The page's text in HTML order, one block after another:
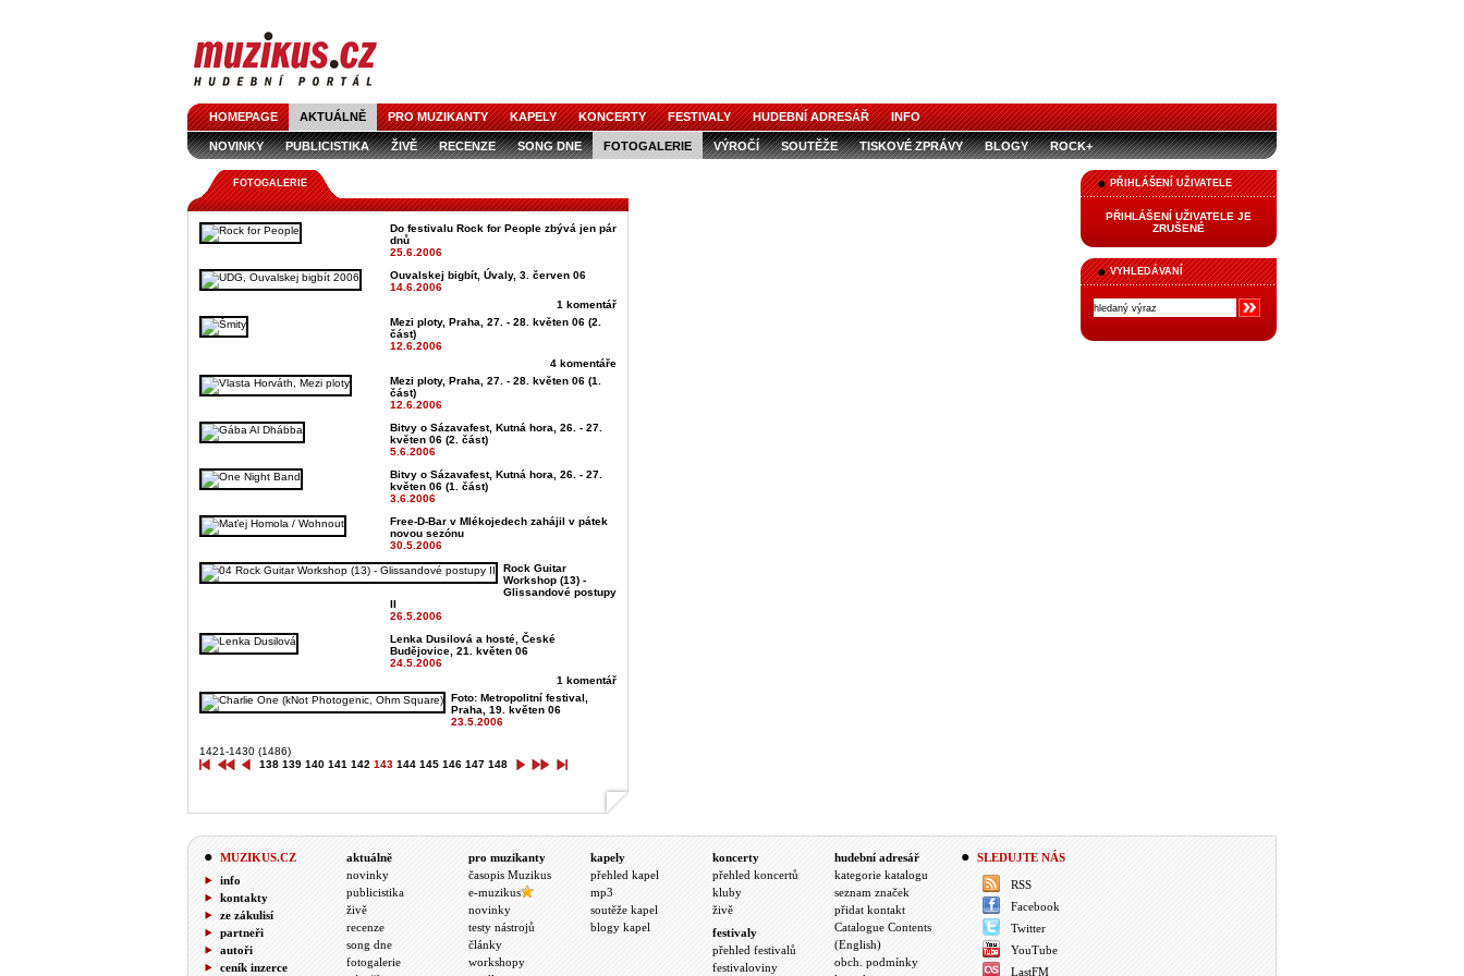
HOMEPAGE AKTUÁLNĚ PRO MUZIKANTY KAPELY KONCERTY FESTIVALY HUDEBNÍ ADRESÁŘ INFO
NOVINKY PUBLICISTIKA ŽIVĚ RECENZE SONG DNE FOTOGALERIE VÝROČÍ SOUTĚŽE TISKOVÉ ZPRÁVY BLOGY ROCK+
PŘIHLÁŠENÍ UŽIVATELE
PŘIHLÁŠENÍ UŽIVATELE JE
ZRUŠENÉ
VYHLEDÁVANÍ
FOTOGALERIE
Do festivalu Rock for People zbývá jen pár
dnů
25.6.2006
Ouvalskej bigbít, Úvaly, 3. červen 06
14.6.2006
1 komentář
Mezi ploty, Praha, 27. - 28. květen 06 (2.
část)
12.6.2006
4 komentáře
Mezi ploty, Praha, 27. - 28. květen 06 (1.
část)
12.6.2006
Bitvy o Sázavafest, Kutná hora, 26. - 27.
květen 06 (2. část)
5.6.2006
Bitvy o Sázavafest, Kutná hora, 26. - 27.
květen 06 (1. část)
3.6.2006
Free-D-Bar v Mlékojedech zahájil v pátek
novou sezónu
30.5.2006
Rock Guitar
Workshop (13) -
Glissandové postupy
II
26.5.2006
Lenka Dusilová a hosté, České
Budějovice, 21. květen 06
24.5.2006
1 komentář
Foto: Metropolitní festival,
Praha, 19. květen 06
23.5.2006
1421-1430 (1486)
138 139 140 141 142 143 144 145 146 147 148
MUZIKUS.CZ
info
kontakty
ze zákulisí
partneři
autoři
ceník inzerce
aktuálně
novinky
publicistika
živě
recenze
song dne
fotogalerie
pro muzikanty
časopis Muzikus
e-muzikus
novinky
testy nástrojů
články
workshopy
kapely
přehled kapel
mp3
soutěže kapel
blogy kapel
koncerty
přehled koncertů
kluby
živě
festivaly
přehled festivalů
festivaloviny
hudební adresář
kategorie katalogu
seznam značek
přidat kontakt
Catalogue Contents
(English)
obch. podmínky
SLEDUJTE NÁS
RSS
Facebook
Twitter
YouTube
LastFM